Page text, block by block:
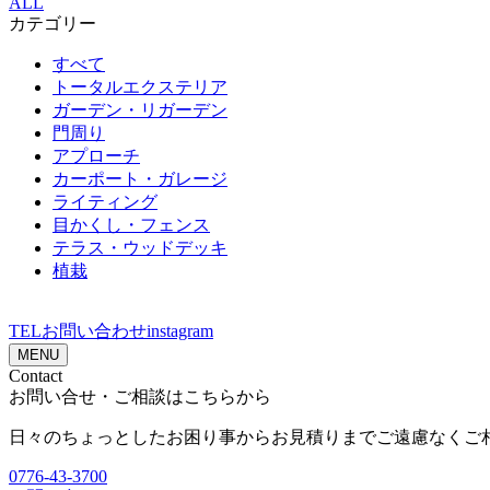
カテゴリー
すべて
トータルエクステリア
ガーデン・リガーデン
門周り
アプローチ
カーポート・ガレージ
ライティング
目かくし・フェンス
テラス・ウッドデッキ
植栽
TELお問い合わせinstagram
MENU
Contact
お問い合せ・ご相談はこちらから
日々のちょっとしたお困り事からお見積りまでご遠慮なくご
0776-43-3700